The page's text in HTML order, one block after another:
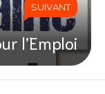
SUIVANT
l’Emploi